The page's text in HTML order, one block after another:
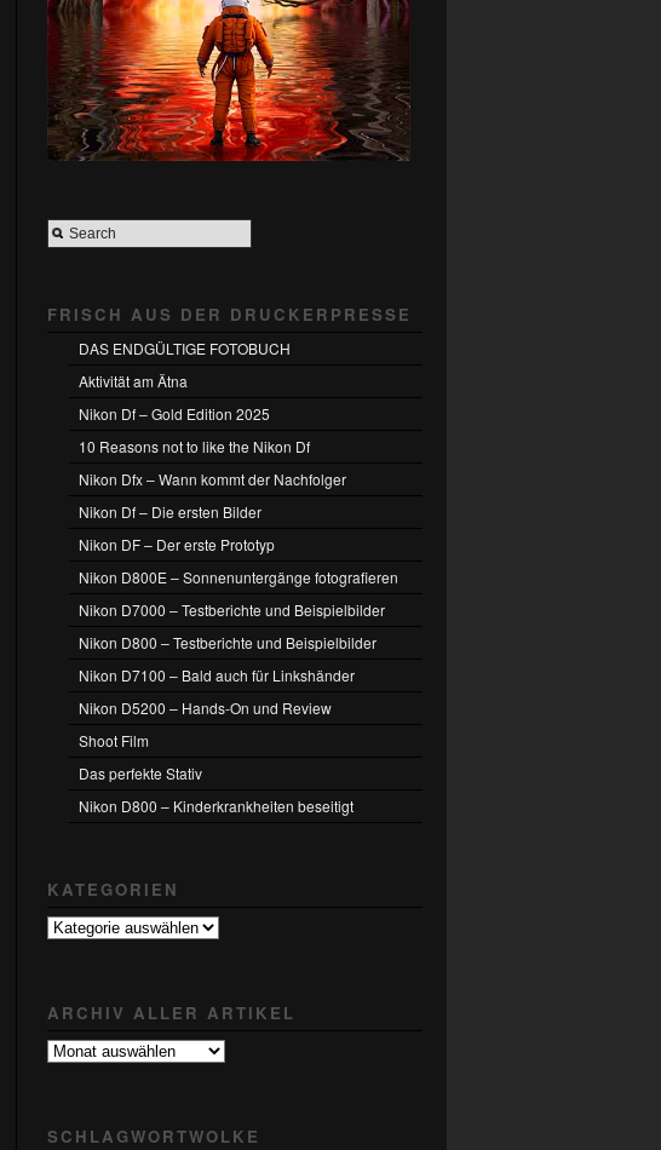
FRISCH AUS DER DRUCKERPRESSE
DAS ENDGÜLTIGE FOTOBUCH
Aktivität am Ätna
Nikon Df – Gold Edition 2025
10 Reasons not to like the Nikon Df
Nikon Dfx – Wann kommt der Nachfolger
Nikon Df – Die ersten Bilder
Nikon DF – Der erste Prototyp
Nikon D800E – Sonnenuntergänge fotografieren
Nikon D7000 – Testberichte und Beispielbilder
Nikon D800 – Testberichte und Beispielbilder
Nikon D7100 – Bald auch für Linkshänder
Nikon D5200 – Hands-On und Review
Shoot Film
Das perfekte Stativ
Nikon D800 – Kinderkrankheiten beseitigt
KATEGORIEN
Kategorien
ARCHIV ALLER ARTIKEL
Archiv
aller
SCHLAGWORTWOLKE